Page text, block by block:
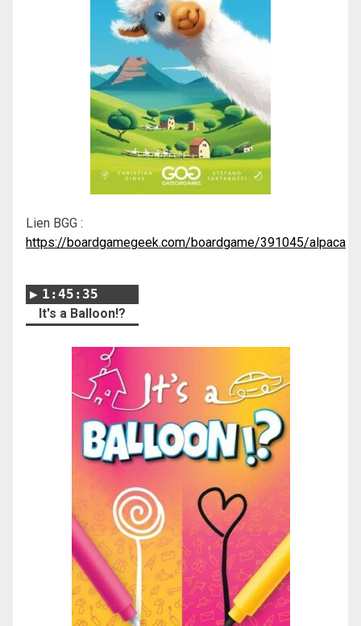
Lien BGG :
https://boardgamegeek.com/boardgame/391045/alpaca
1:45:35
It's a Balloon!?